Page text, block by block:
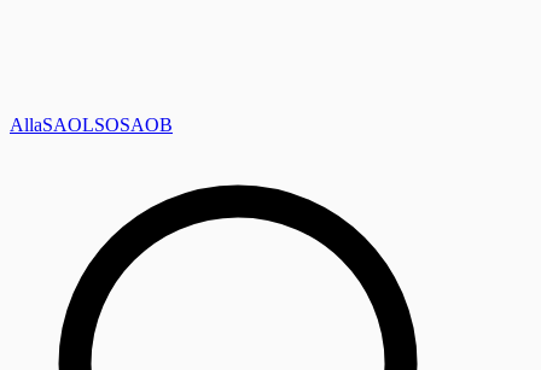
AllaSAOLSOSAOB